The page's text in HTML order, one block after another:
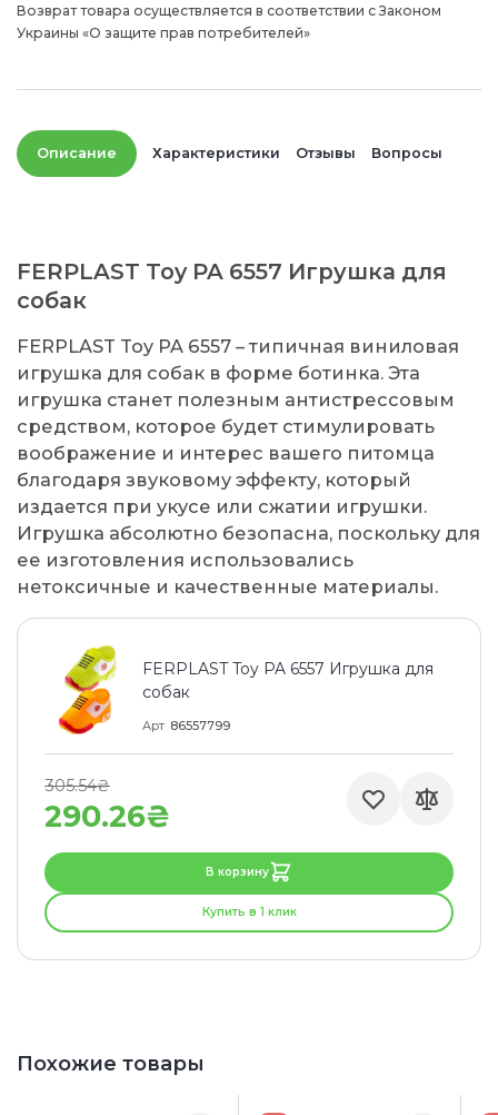
Возврат товара осуществляется в соответствии с Законом
Украины «О защите прав потребителей»
Описание Характеристики Отзывы Вопросы
FERPLAST Toy PA 6557 Игрушка для
собак
FERPLAST Toy PA 6557 – типичная виниловая
игрушка для собак в форме ботинка. Эта
игрушка станет полезным антистрессовым
средством, которое будет стимулировать
воображение и интерес вашего питомца
благодаря звуковому эффекту, который
издается при укусе или сжатии игрушки.
Игрушка абсолютно безопасна, поскольку для
ее изготовления использовались
нетоксичные и качественные материалы.
FERPLAST Toy PA 6557 Игрушка для
собак
Арт 86557799
290.26₴
305.54₴
В корзину
Купить в 1 клик
Похожие товары